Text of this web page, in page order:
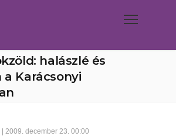
halászlé és
a Karácsonyi
| 2009. december 23. 00:00